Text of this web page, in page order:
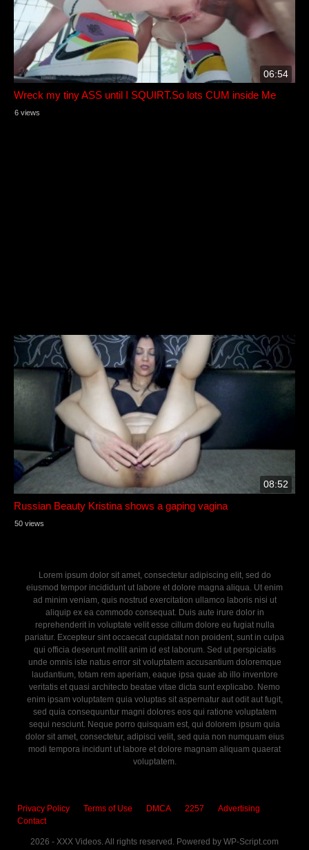
06:54
Wreck my tiny ASS until I SQUIRT.So lots CUM inside Me
6 views
08:52
Russian Beauty Kristina shows a gaping vagina
50 views
Lorem ipsum dolor sit amet, consectetur adipiscing elit, sed do
eiusmod tempor incididunt ut labore et dolore magna aliqua. Ut enim
ad minim veniam, quis nostrud exercitation ullamco laboris nisi ut
aliquip ex ea commodo consequat. Duis aute irure dolor in
reprehenderit in voluptate velit esse cillum dolore eu fugiat nulla
pariatur. Excepteur sint occaecat cupidatat non proident, sunt in culpa
qui officia deserunt mollit anim id est laborum. Sed ut perspiciatis
unde omnis iste natus error sit voluptatem accusantium doloremque
laudantium, totam rem aperiam, eaque ipsa quae ab illo inventore
veritatis et quasi architecto beatae vitae dicta sunt explicabo. Nemo
enim ipsam voluptatem quia voluptas sit aspernatur aut odit aut fugit,
sed quia consequuntur magni dolores eos qui ratione voluptatem
sequi nesciunt. Neque porro quisquam est, qui dolorem ipsum quia
dolor sit amet, consectetur, adipisci velit, sed quia non numquam eius
modi tempora incidunt ut labore et dolore magnam aliquam quaerat
voluptatem.
Privacy Policy Terms of Use DMCA 2257
Advertising
Contact
2026 - XXX Videos. All rights reserved. Powered by WP-Script.com